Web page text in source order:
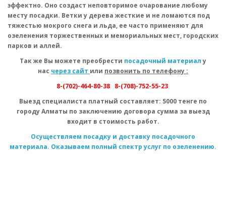
эффектно. Оно создаст неповторимое очарование любому
месту посадки. Ветки у дерева жесткие и не ломаются под
тяжестью мокрого снега и льда, ее часто применяют для
озеленения торжественных и мемориальных мест, городских
парков и аллей.
Так же Вы можете преобрести посадочный материалу
нас через сайт или позвонить по телефону :
8-(702)-464-80-38 8-(708)-752-55-23
Выезд специалиста платный составляет: 5000 тенге по
городу Алматы по заключению договора сумма за выезд
входит в стоимость работ.
Осуществляем посадку и доставку посадочного
материала. Оказываем полный спектр услуг по озеленению.